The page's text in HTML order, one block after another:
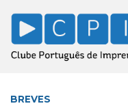
BREVES